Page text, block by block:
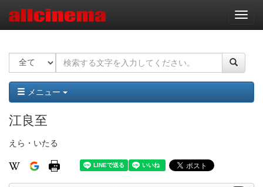
ナ
ビ
ー
ョ
ン
メニュー
江良至
えら・いたる